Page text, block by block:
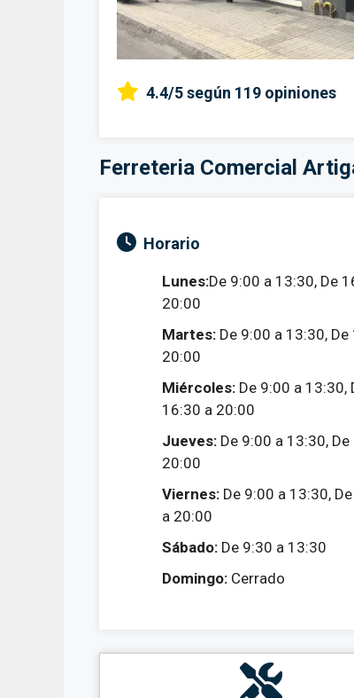
4.4/5según 119 opiniones
Ferreteria Comercial
Horario
Lunes:De 9:00 a 13:30, De
20:00
Martes: De 9:00 a 13:30, De
20:00
Miércoles: De 9:00 a 13:30,
16:30 a 20:00
Jueves: De 9:00 a 13:30,
20:00
Viernes: De 9:00 a 13:30,
a 20:00
Sábado: De 9:30 a 13:30
Domingo: Cerrado